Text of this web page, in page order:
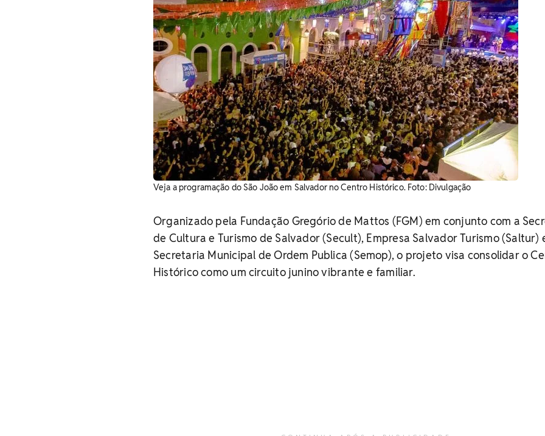
Veja a programação do São João em Salvador no Centro Histórico. Foto: Divulgação
Organizado pela Fundação Gregório de Mattos (FGM) em conjunto com a
de Cultura e Turismo de Salvador (Secult), Empresa Salvador Turismo (Saltur)
Secretaria Municipal de Ordem Publica (Semop), o projeto visa consolidar o
Histórico como um circuito junino vibrante e familiar.